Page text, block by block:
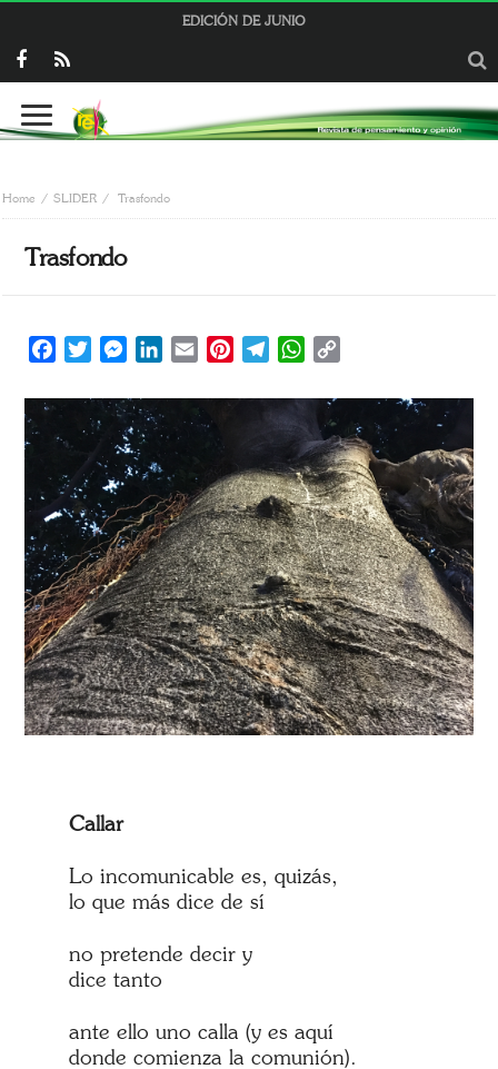
EDICIÓN DE JUNIO
Home SLIDER Trasfondo
Trasfondo
FacebookTwitterMessengerLinkedIn
Email PinterestTelegramWhatsApp
Callar
Lo incomunicable es, quizás,
lo que más dice de sí
no pretende decir y
dice tanto
ante ello uno calla (y es aquí
donde comienza la comunión).